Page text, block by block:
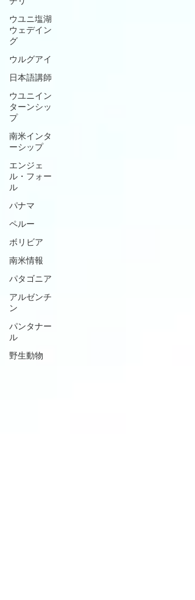
ウユニ塩湖
ウェデイン
グ
ウルグアイ
日本語講師
ウユニイン
ターンシッ
プ
南米インタ
ーシップ
エンジェ
ル・フォー
ル
パナマ
ペルー
ボリビア
南米情報
パタゴニア
アルゼンチ
ン
パンタナー
ル
野生動物